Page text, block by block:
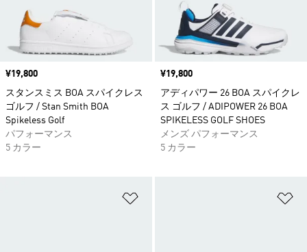
価格
¥19,800
スタンスミス BOA スパイクレス
ゴルフ / Stan Smith BOA
Spikeless Golf
パフォーマンス
5 カラー
価格
¥19,800
アディパワー 26 BOA スパイクレ
ス ゴルフ / ADIPOWER 26 BOA
SPIKELESS GOLF SHOES
メンズ パフォーマンス
5 カラー